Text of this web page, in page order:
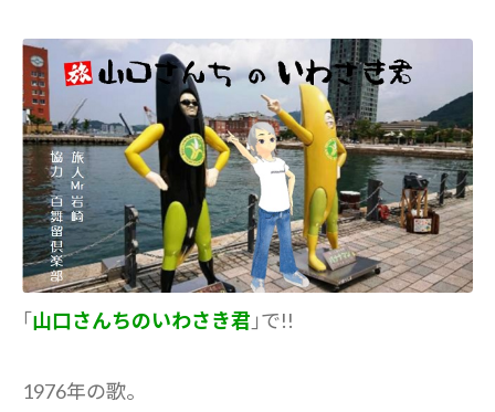
｢山口さんちのいわさき君 ｣で!!
1976年の歌。